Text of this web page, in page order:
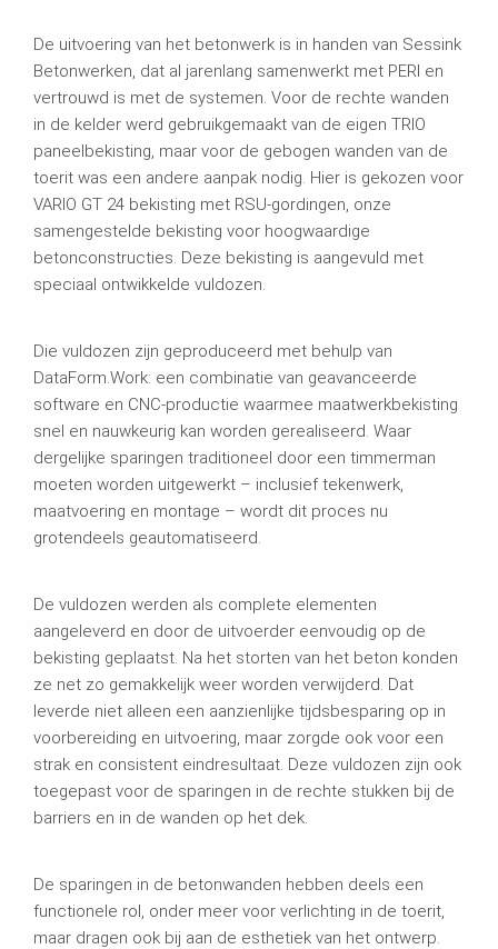
De uitvoering van het betonwerk is in handen van Sessink
Betonwerken, dat al jarenlang samenwerkt met PERI en
vertrouwd is met de systemen. Voor de rechte wanden
in de kelder werd gebruikgemaakt van de eigen TRIO
paneelbekisting, maar voor de gebogen wanden van de
toerit was een andere aanpak nodig. Hier is gekozen voor
VARIO GT 24 bekisting met RSU-gordingen, onze
samengestelde bekisting voor hoogwaardige
betonconstructies. Deze bekisting is aangevuld met
speciaal ontwikkelde vuldozen.
Die vuldozen zijn geproduceerd met behulp van
DataForm.Work: een combinatie van geavanceerde
software en CNC-productie waarmee maatwerkbekisting
snel en nauwkeurig kan worden gerealiseerd. Waar
dergelijke sparingen traditioneel door een timmerman
moeten worden uitgewerkt – inclusief tekenwerk,
maatvoering en montage – wordt dit proces nu
grotendeels geautomatiseerd.
De vuldozen werden als complete elementen
aangeleverd en door de uitvoerder eenvoudig op de
bekisting geplaatst. Na het storten van het beton konden
ze net zo gemakkelijk weer worden verwijderd. Dat
leverde niet alleen een aanzienlijke tijdsbesparing op in
voorbereiding en uitvoering, maar zorgde ook voor een
strak en consistent eindresultaat. Deze vuldozen zijn ook
toegepast voor de sparingen in de rechte stukken bij de
barriers en in de wanden op het dek.
De sparingen in de betonwanden hebben deels een
functionele rol, onder meer voor verlichting in de toerit,
maar dragen ook bij aan de esthetiek van het ontwerp.